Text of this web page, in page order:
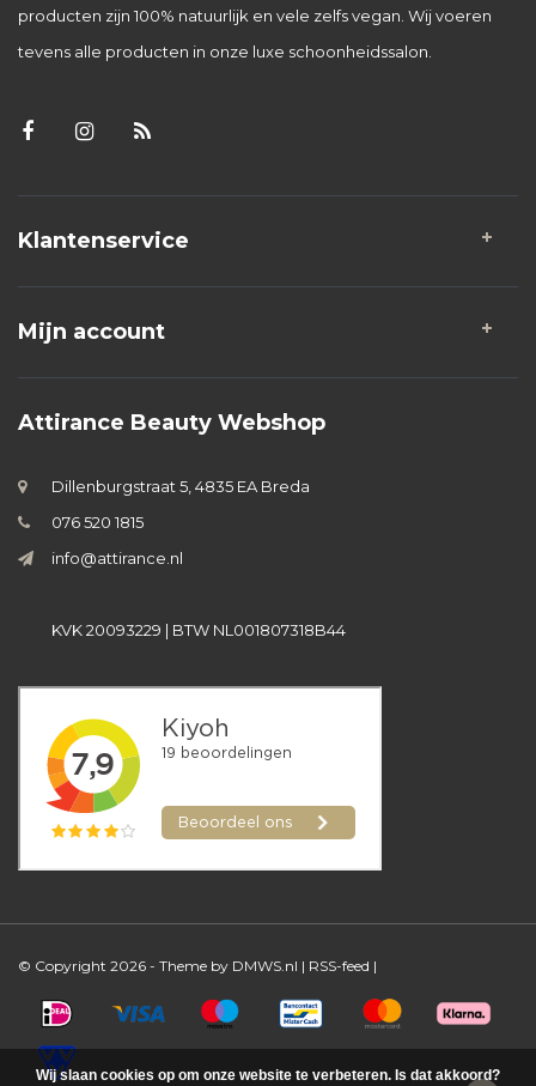
producten zijn 100% natuurlijk en vele zelfs vegan. Wij voeren
tevens alle producten in onze luxe schoonheidssalon.
Klantenservice
Mijn account
Attirance Beauty Webshop
Dillenburgstraat 5, 4835 EA Breda
076 520 1815
info@attirance.nl
KVK 20093229 | BTW NL001807318B44
© Copyright 2026 - Theme by DMWS.nl | RSS-feed |
Wij slaan cookies op om onze website te verbeteren. Is dat akkoord?